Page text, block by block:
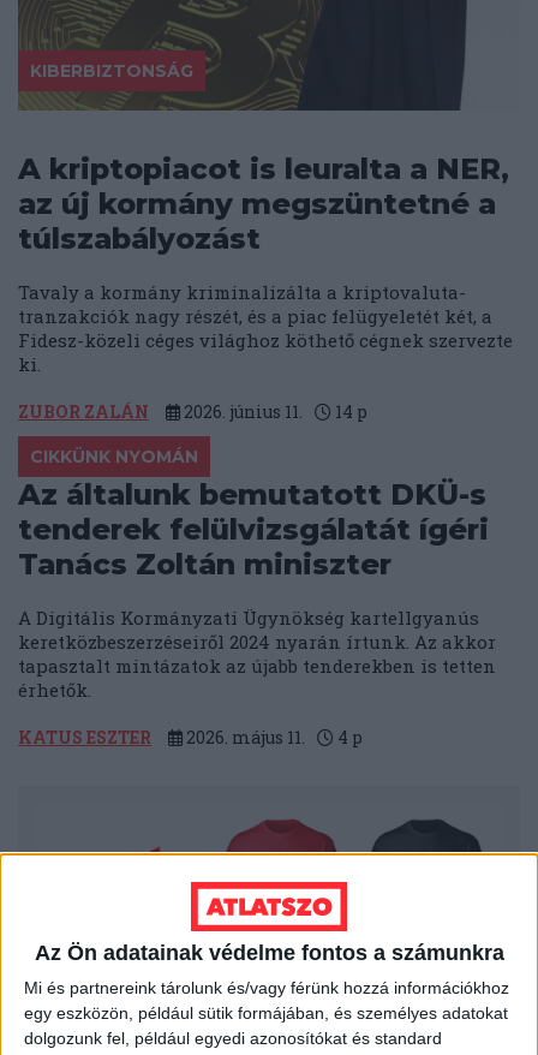
Az Ön adatainak védelme fontos a számunkra
Mi és partnereink tárolunk és/vagy férünk hozzá információkhoz
egy eszközön, például sütik formájában, és személyes adatokat
dolgozunk fel, például egyedi azonosítókat és standard
KIBERBIZTONSÁG
A kriptopiacot is leuralta a NER,
az új kormány megszüntetné a
túlszabályozást
Tavaly a kormány kriminalizálta a kriptovaluta-
tranzakciók nagy részét, és a piac felügyeletét két, a
Fidesz-közeli céges világhoz köthető cégnek szervezte
ki.
ZUBOR ZALÁN 2026. június 11. 14 p
CIKKÜNK NYOMÁN
Az általunk bemutatott DKÜ-s
tenderek felülvizsgálatát ígéri
Tanács Zoltán miniszter
A Digitális Kormányzati Ügynökség kartellgyanús
keretközbeszerzéseiről 2024 nyarán írtunk. Az akkor
tapasztalt mintázatok az újabb tenderekben is tetten
érhetők.
KATUS ESZTER 2026. május 11. 4 p